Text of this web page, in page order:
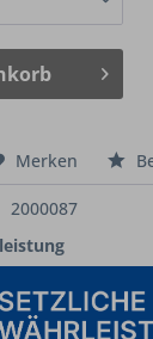
Merken
2000087